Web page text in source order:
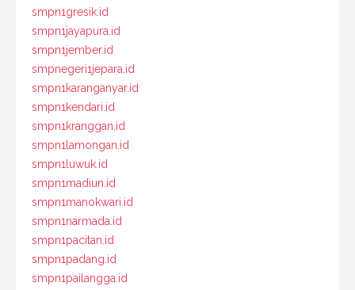
smpn1gresik.id
smpn1jayapura.id
smpn1jember.id
smpnegeri1jepara.id
smpn1karanganyar.id
smpn1kendari.id
smpn1kranggan.id
smpn1lamongan.id
smpn1luwuk.id
smpn1madiun.id
smpn1manokwari.id
smpn1narmada.id
smpn1pacitan.id
smpn1padang.id
smpn1pailangga.id